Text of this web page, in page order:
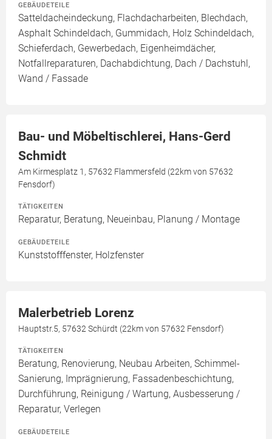
GEBÄUDETEILE
Satteldacheindeckung, Flachdacharbeiten, Blechdach,
Asphalt Schindeldach, Gummidach, Holz Schindeldach,
Schieferdach, Gewerbedach, Eigenheimdächer,
Notfallreparaturen, Dachabdichtung, Dach / Dachstuhl,
Wand / Fassade
Bau- und Möbeltischlerei, Hans-Gerd
Schmidt
Am Kirmesplatz 1, 57632 Flammersfeld (22km von 57632
Fensdorf)
TÄTIGKEITEN
Reparatur, Beratung, Neueinbau, Planung / Montage
GEBÄUDETEILE
Kunststofffenster, Holzfenster
Malerbetrieb Lorenz
Hauptstr.5, 57632 Schürdt (22km von 57632 Fensdorf)
TÄTIGKEITEN
Beratung, Renovierung, Neubau Arbeiten, Schimmel-
Sanierung, Imprägnierung, Fassadenbeschichtung,
Durchführung, Reinigung / Wartung, Ausbesserung /
Reparatur, Verlegen
GEBÄUDETEILE